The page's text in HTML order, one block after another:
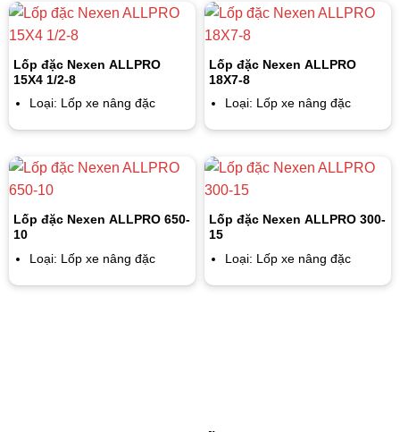
Lốp đặc Nexen ALLPRO
15X4 1/2-8
Loại: Lốp xe nâng đặc
Lốp đặc Nexen ALLPRO
18X7-8
Loại: Lốp xe nâng đặc
Lốp đặc Nexen ALLPRO 650-
10
Loại: Lốp xe nâng đặc
Lốp đặc Nexen ALLPRO 300-
15
Loại: Lốp xe nâng đặc